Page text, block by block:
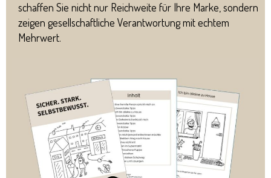
schaffen Sie nicht nur Reichweite für Ihre Marke, sondern
zeigen gesellschaftliche Verantwortung mit echtem
Mehrwert.